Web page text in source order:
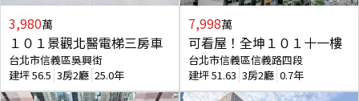
3,980萬
１０１景觀北醫電梯三房車
台北市信義區吳興街
建坪56.5 3房2廳 25.0年
7,998萬
可看屋！全坤１０１十一樓
台北市信義區信義路四段
建坪51.63 3房2廳 0.7年